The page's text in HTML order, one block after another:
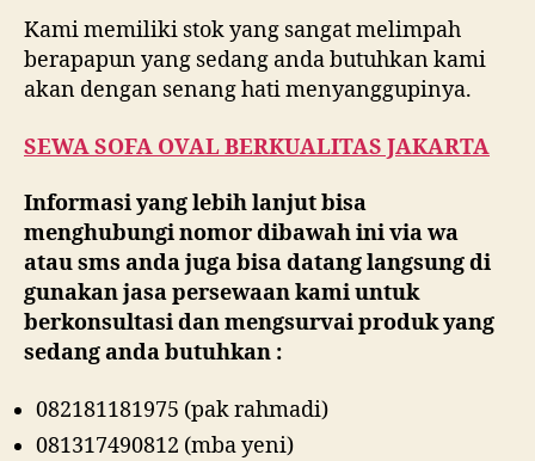
Kami memiliki stok yang sangat melimpah
berapapun yang sedang anda butuhkan kami
akan dengan senang hati menyanggupinya.
SEWA SOFA OVAL BERKUALITAS JAKARTA
Informasi yang lebih lanjut bisa
menghubungi nomor dibawah ini via wa
atau sms anda juga bisa datang langsung di
gunakan jasa persewaan kami untuk
berkonsultasi dan mengsurvai produk yang
sedang anda butuhkan :
082181181975 (pak rahmadi)
081317490812 (mba yeni)